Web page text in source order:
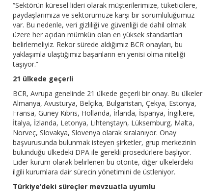
“Sektörün küresel lideri olarak müşterilerimize, tüketicilere,
paydaşlarımıza ve sektörümüze karşı bir sorumluluğumuz
var. Bu nedenle, veri gizliliği ve güvenliği de dahil olmak
üzere her açıdan mümkün olan en yüksek standartları
belirlemeliyiz. Rekor sürede aldığımız BCR onayları, bu
yaklaşımla ulaştığımız başarıların en yenisi olma niteliği
taşıyor.”
21 ülkede geçerli
BCR, Avrupa genelinde 21 ülkede geçerli bir onay. Bu ülkeler
Almanya, Avusturya, Belçika, Bulgaristan, Çekya, Estonya,
Fransa, Güney Kıbrıs, Hollanda, İrlanda, İspanya, İngiltere,
İtalya, İzlanda, Letonya, Lihtenştayn, Lüksemburg, Malta,
Norveç, Slovakya, Slovenya olarak sıralanıyor. Onay
başvurusunda bulunmak isteyen şirketler, grup merkezinin
bulunduğu ülkedeki DPA ile gerekli prosedürlere başlıyor.
Lider kurum olarak belirlenen bu otorite, diğer ülkelerdeki
ilgili kurumlara dair sürecin yönetimini de üstleniyor.
Türkiye’deki süreçler mevzuatla uyumlu